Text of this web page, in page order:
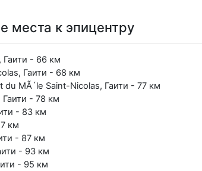
места к эпицентру
Гаити - 66 км
Гаити - 68 км
du MÃ´le Saint-Nicolas, Гаити - 77 км
- 78 км
- 83 км
км
- 87 км
- 93 км
- 95 км